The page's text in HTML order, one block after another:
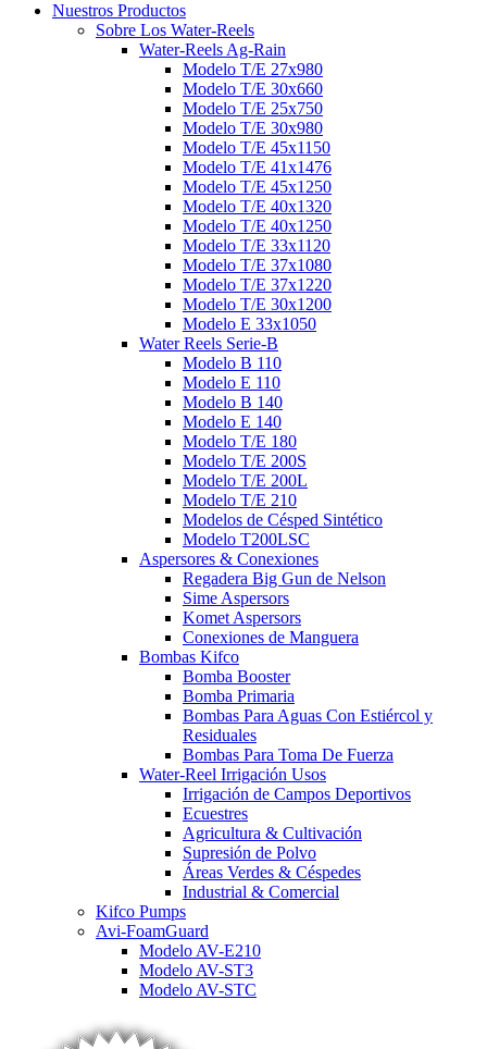
Nuestros Productos
Sobre Los Water-Reels
Water-Reels Ag-Rain
Modelo T/E 27x980
Modelo T/E 30x660
Modelo T/E 25x750
Modelo T/E 30x980
Modelo T/E 45x1150
Modelo T/E 41x1476
Modelo T/E 45x1250
Modelo T/E 40x1320
Modelo T/E 40x1250
Modelo T/E 33x1120
Modelo T/E 37x1080
Modelo T/E 37x1220
Modelo T/E 30x1200
Modelo E 33x1050
Water Reels Serie-B
Modelo B 110
Modelo E 110
Modelo B 140
Modelo E 140
Modelo T/E 180
Modelo T/E 200S
Modelo T/E 200L
Modelo T/E 210
Modelos de Césped Sintético
Modelo T200LSC
Aspersores & Conexiones
Regadera Big Gun de Nelson
Sime Aspersors
Komet Aspersors
Conexiones de Manguera
Bombas Kifco
Bomba Booster
Bomba Primaria
Bombas Para Aguas Con Estiércol y
Residuales
Bombas Para Toma De Fuerza
Water-Reel Irrigación Usos
Irrigación de Campos Deportivos
Ecuestres
Agricultura & Cultivación
Supresión de Polvo
Áreas Verdes & Céspedes
Industrial & Comercial
Kifco Pumps
Avi-FoamGuard
Modelo AV-E210
Modelo AV-ST3
Modelo AV-STC